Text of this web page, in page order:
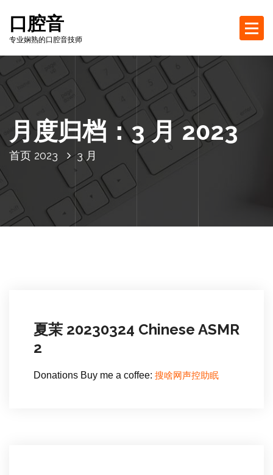
口腔音
专业娴熟的口腔音技师
月度归档：3 月 2023
首页 2023 3 月
夏茉 20230324 Chinese ASMR
2
Donations Buy me a coffee: 搜啥网声控助眠